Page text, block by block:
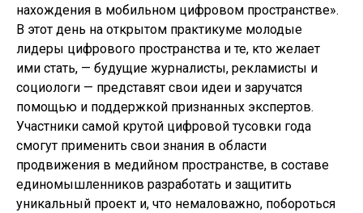
нахождения в мобильном цифровом пространстве».
В этот день на открытом практикуме молодые
лидеры цифрового пространства и те, кто желает
ими стать, — будущие журналисты, рекламисты и
социологи — представят свои идеи и заручатся
помощью и поддержкой признанных экспертов.
Участники самой крутой цифровой тусовки года
смогут применить свои знания в области
продвижения в медийном пространстве, в составе
единомышленников разработать и защитить
уникальный проект и, что немаловажно, побороться